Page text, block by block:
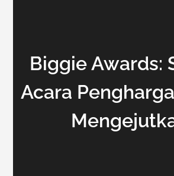
Biggie Awards:
Acara